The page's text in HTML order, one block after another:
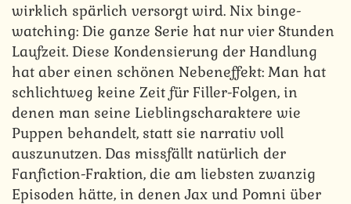
wirklich spärlich versorgt wird. Nix binge-
watching: Die ganze Serie hat nur vier Stunden
Laufzeit. Diese Kondensierung der Handlung
hat aber einen schönen Nebeneffekt: Man hat
schlichtweg keine Zeit für Filler-Folgen, in
denen man seine Lieblingscharaktere wie
Puppen behandelt, statt sie narrativ voll
auszunutzen. Das missfällt natürlich der
Fanfiction-Fraktion, die am liebsten zwanzig
Episoden hätte, in denen Jax und Pomni über